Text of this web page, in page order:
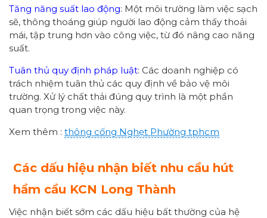
Tăng năng suất lao động: Một môi trường làm việc sạch
sẽ, thông thoáng giúp người lao động cảm thấy thoải
mái, tập trung hơn vào công việc, từ đó nâng cao năng
suất.
Tuân thủ quy định pháp luật: Các doanh nghiệp có
trách nhiệm tuân thủ các quy định về bảo vệ môi
trường. Xử lý chất thải đúng quy trình là một phần
quan trọng trong việc này.
Xem thêm : thông cống Nghẹt Phường tphcm
Các dấu hiệu nhận biết nhu cầu hút
hầm cầu KCN Long Thành
Việc nhận biết sớm các dấu hiệu bất thường của hệ